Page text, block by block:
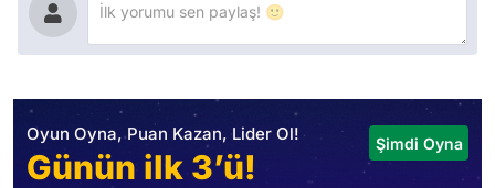
Oyun Oyna, Puan Kazan, Lider Ol!
Günün ilk 3’ü!
Şimdi Oyna